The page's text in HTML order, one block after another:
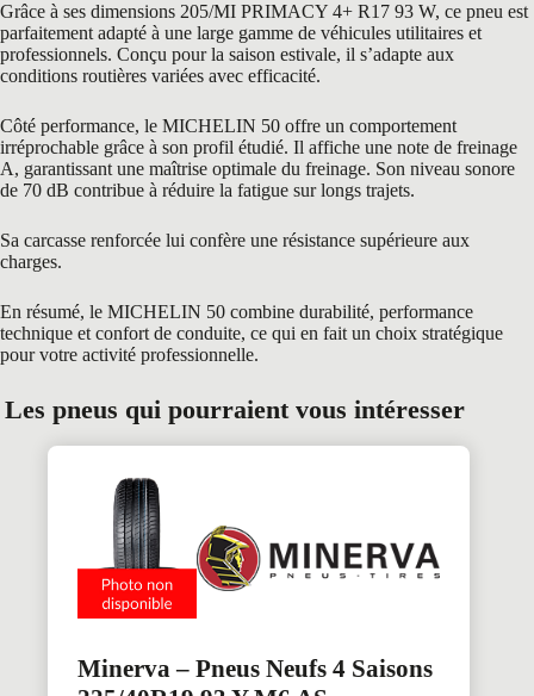
Grâce à ses dimensions 205/MI PRIMACY 4+ R17 93 W, ce pneu est
parfaitement adapté à une large gamme de véhicules utilitaires et
professionnels. Conçu pour la saison estivale, il s’adapte aux
conditions routières variées avec efficacité.
Côté performance, le MICHELIN 50 offre un comportement
irréprochable grâce à son profil étudié. Il affiche une note de freinage
A, garantissant une maîtrise optimale du freinage. Son niveau sonore
de 70 dB contribue à réduire la fatigue sur longs trajets.
Sa carcasse renforcée lui confère une résistance supérieure aux
charges.
En résumé, le MICHELIN 50 combine durabilité, performance
technique et confort de conduite, ce qui en fait un choix stratégique
pour votre activité professionnelle.
Les pneus qui pourraient vous intéresser
Minerva – Pneus Neufs 4 Saisons